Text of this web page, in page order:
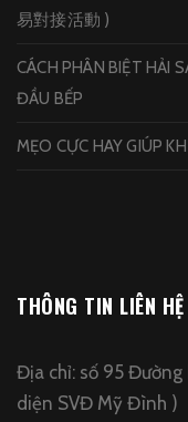
易對接活動 )
CÁCH PHÂN BIỆT HẢI
ĐẦU BẾP
MẸO CỰC HAY GIÚP
THÔNG TIN LIÊN HỆ
Địa chỉ: số 95
diện SVĐ Mỹ Đình )